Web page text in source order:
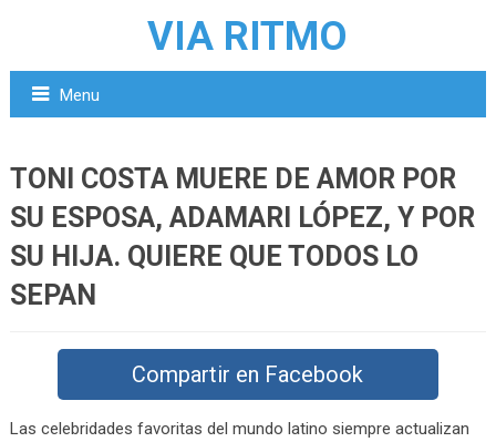
VIA RITMO
Menu
TONI COSTA MUERE DE AMOR POR
SU ESPOSA, ADAMARI LÓPEZ, Y POR
SU HIJA. QUIERE QUE TODOS LO
SEPAN
Compartir en Facebook
Las celebridades favoritas del mundo latino siempre actualizan